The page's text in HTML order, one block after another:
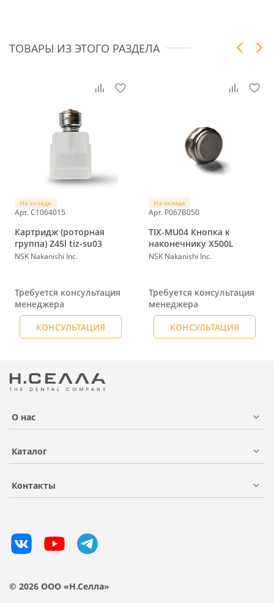
ТОВАРЫ ИЗ ЭТОГО РАЗДЕЛА
На складе
Арт. C1064015
Картридж (роторная
группа) Z45l tiz-su03
NSK Nakanishi Inc.
Требуется консультация
менеджера
КОНСУЛЬТАЦИЯ
На складе
Арт. P067B050
TIX-MU04 Кнопка к
наконечнику X500L
NSK Nakanishi Inc.
Требуется консультация
менеджера
КОНСУЛЬТАЦИЯ
О нас
Каталог
Контакты
© 2026 ООО «Н.Селла»